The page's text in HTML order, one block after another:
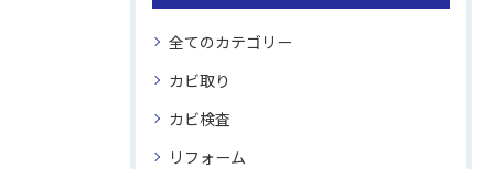
全てのカテゴリー
カビ取り
カビ検査
リフォーム